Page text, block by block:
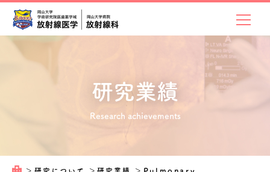
研究業績
Research achievements